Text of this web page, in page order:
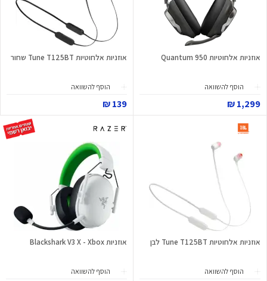
אוזניות אלחוטיות Quantum 950
הוסף להשוואה
1,299 ₪
אוזניות אלחוטיות Tune T125BT שחור
הוסף להשוואה
139 ₪
אוזניות אלחוטיות Tune T125BT לבן
הוסף להשוואה
אוזניות Blackshark V3 X - Xbox
הוסף להשוואה